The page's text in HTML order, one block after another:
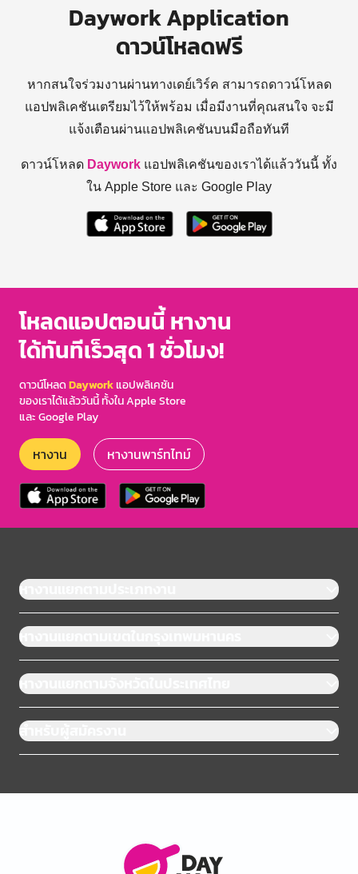
Daywork Application
ดาวน์โหลดฟรี
หากสนใจร่วมงานผ่านทางเดย์เวิร์ค สามารถดาวน์โหลด
แอปพลิเคชันเตรียมไว้ให้พร้อม เมื่อมีงานที่คุณสนใจ จะมี
แจ้งเตือนผ่านแอปพลิเคชันบนมือถือทันที
ดาวน์โหลด Daywork แอปพลิเคชันของเราได้แล้ววันนี้ ทั้ง
ใน Apple Store และ Google Play
โหลดแอปตอนนี้ หางาน
ได้ทันทีเร็วสุด 1 ชั่วโมง!
ดาวน์โหลดDayworkแอปพลิเคชัน
ของเราได้แล้ววันนี้ ทั้งใน Apple Store
และ Google Play
หางาน หางานพาร์ทไทม์
หางานแยกตามประเภทงาน
หางานแยกตามเขตในกรุงเทพมหานคร
หางานแยกตามจังหวัดในประเทศไทย
สำหรับผู้สมัครงาน